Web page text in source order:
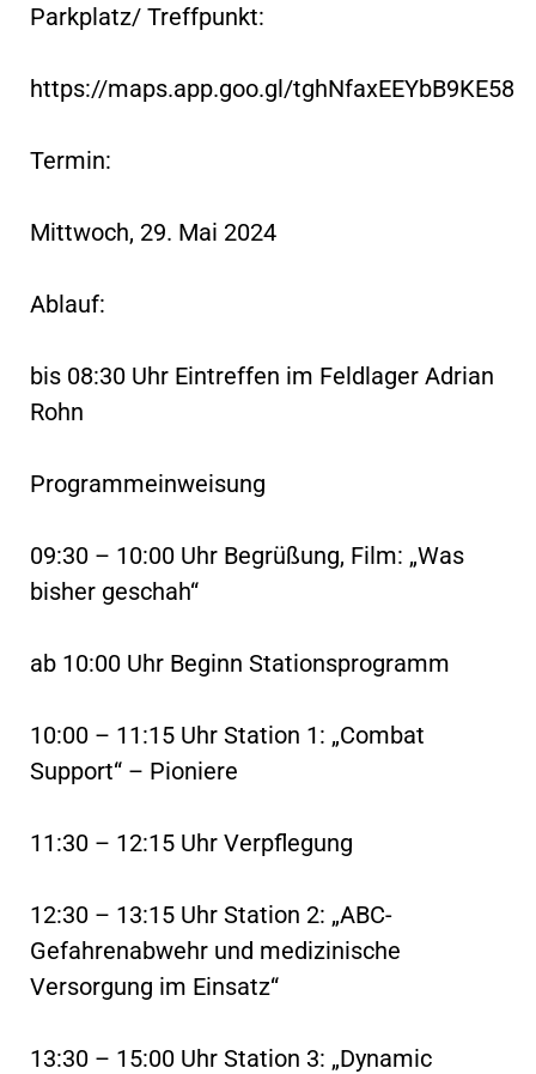
Parkplatz/ Treffpunkt:
https://maps.app.goo.gl/tghNfaxEEYbB9KE58
Termin:
Mittwoch, 29. Mai 2024
Ablauf:
bis 08:30 Uhr Eintreffen im Feldlager Adrian
Rohn
Programmeinweisung
09:30 – 10:00 Uhr Begrüßung, Film: „Was
bisher geschah“
ab 10:00 Uhr Beginn Stationsprogramm
10:00 – 11:15 Uhr Station 1: „Combat
Support“ – Pioniere
11:30 – 12:15 Uhr Verpflegung
12:30 – 13:15 Uhr Station 2: „ABC-
Gefahrenabwehr und medizinische
Versorgung im Einsatz“
13:30 – 15:00 Uhr Station 3: „Dynamic